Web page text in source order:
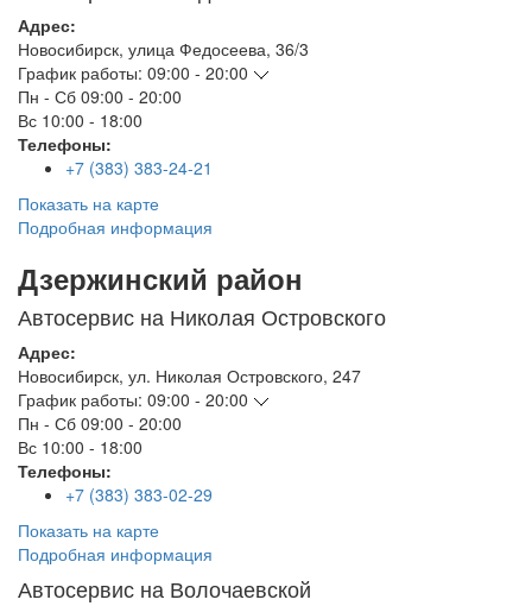
Адрес:
Новосибирск, улица Федосеева, 36/3
График работы: 09:00 - 20:00
Пн - Сб 09:00 - 20:00
Вс 10:00 - 18:00
Телефоны:
+7 (383) 383-24-21
Показать на карте
Подробная информация
Дзержинский район
Автосервис на Николая Островского
Адрес:
Новосибирск, ул. Николая Островского, 247
График работы: 09:00 - 20:00
Пн - Сб 09:00 - 20:00
Вс 10:00 - 18:00
Телефоны:
+7 (383) 383-02-29
Показать на карте
Подробная информация
Автосервис на Волочаевской